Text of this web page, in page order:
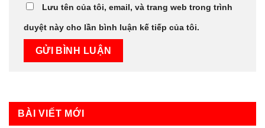
Lưu tên của tôi, email, và trang web trong trình
duyệt này cho lần bình luận kế tiếp của tôi.
BÀI VIẾT MỚI